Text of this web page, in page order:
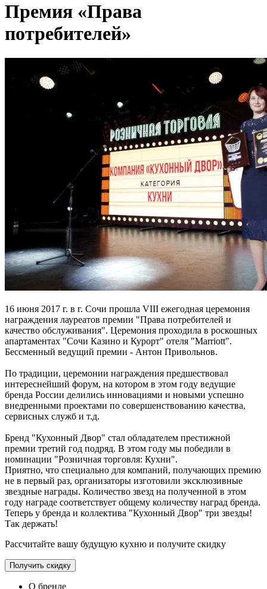
Премия «Права
потребителей»
16 июня 2017 г. в г. Сочи прошла VIII ежегодная церемония
награждения лауреатов премии "Права потребителей и
качество обслуживания". Церемония проходила в роскошных
апартаментах "Сочи Казино и Курорт" отеля "Marriott".
Бессменный ведущий премии - Антон Привольнов.
По традиции, церемонии награждения предшествовал
интереснейший форум, на котором в этом году ведущие
бренда России делились инновациями и новыми успешно
внедренными проектами по совершенствованию качества,
сервисных служб и т.д.
Бренд "Кухонный Двор" стал обладателем престижной
премии третий год подряд. В этом году мы победили в
номинации "Розничная торговля: Кухни".
Приятно, что специально для компаний, получающих премию
не в первый раз, организаторы изготовили эксклюзивные
звездные награды. Количество звезд на полученной в этом
году награде соответствует общему количеству наград бренда.
Теперь у бренда и коллектива "Кухонный Двор" три звезды!
Так держать!
Рассчитайте вашу будущую кухню и получите скидку
Получить скидку
О бренде